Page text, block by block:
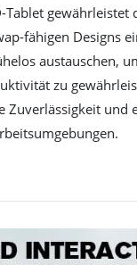
gewährleistet
fähigen Designs
austauschen,
zu
Zuverlässigkeit und